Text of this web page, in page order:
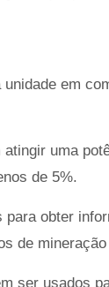
em
uma
de 5%.
obter
de
ser usados